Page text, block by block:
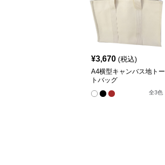
¥3,670 (税込)
A4横型キャンバス地トー
トバッグ
全3色